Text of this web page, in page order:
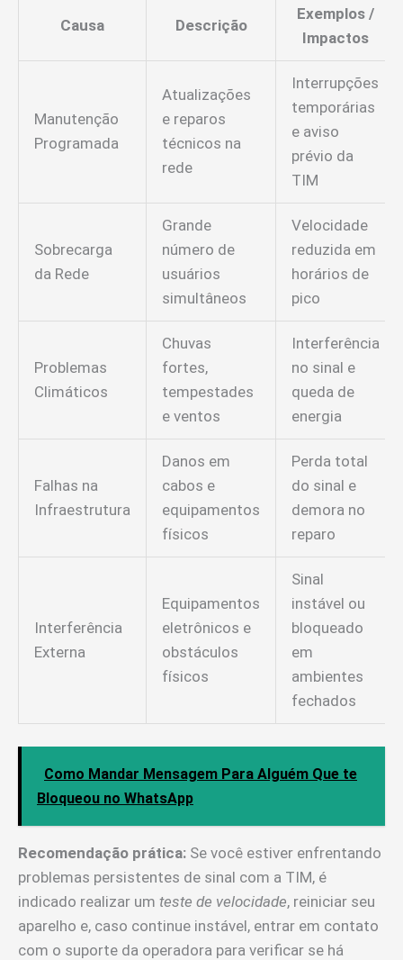
Causa Descrição
Exemplos /
Impactos
Manutenção
Programada
Atualizações
e reparos
técnicos na
rede
Interrupções
temporárias
e aviso
prévio da
TIM
Sobrecarga
da Rede
Grande
número de
usuários
simultâneos
Velocidade
reduzida em
horários de
pico
Problemas
Climáticos
Chuvas
fortes,
tempestades
e ventos
Interferência
no sinal e
queda de
energia
Falhas na
Infraestrutura
Danos em
cabos e
equipamentos
físicos
Perda total
do sinal e
demora no
reparo
Interferência
Externa
Equipamentos
eletrônicos e
obstáculos
físicos
Sinal
instável ou
bloqueado
em
ambientes
fechados
Como Mandar Mensagem Para Alguém Que te
Bloqueou no WhatsApp
Recomendação prática: Se você estiver enfrentando
problemas persistentes de sinal com a TIM, é
indicado realizar um teste de velocidade, reiniciar seu
aparelho e, caso continue instável, entrar em contato
com o suporte da operadora para verificar se há